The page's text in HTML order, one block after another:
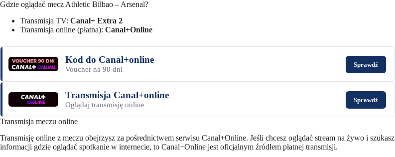
Gdzie oglądać mecz Athletic Bilbao – Arsenal?
Transmisja TV: Canal+ Extra 2
Transmisja online (płatna): Canal+Online
Kod do Canal+online
Voucher na 90 dni
Sprawdź
Transmisja Canal+online
Oglądaj transmisję online
Sprawdź
Transmisja meczu online
Transmisję online z meczu obejrzysz za pośrednictwem serwisu Canal+Online. Jeśli chcesz oglądać stream na żywo i szukasz
informacji gdzie oglądać spotkanie w internecie, to Canal+Online jest oficjalnym źródłem płatnej transmisji.